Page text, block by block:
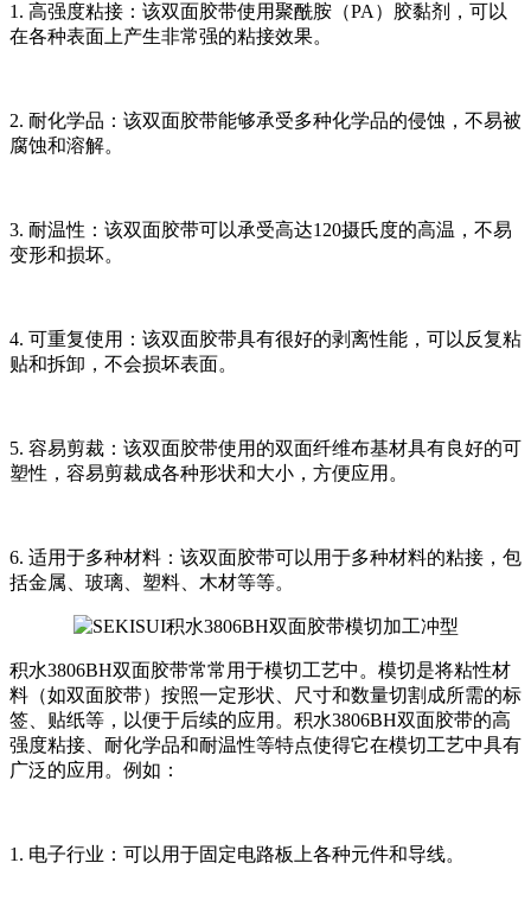
1. 高强度粘接：该双面胶带使用聚酰胺（PA）胶黏剂，可以
在各种表面上产生非常强的粘接效果。
2. 耐化学品：该双面胶带能够承受多种化学品的侵蚀，不易被
腐蚀和溶解。
3. 耐温性：该双面胶带可以承受高达120摄氏度的高温，不易
变形和损坏。
4. 可重复使用：该双面胶带具有很好的剥离性能，可以反复粘
贴和拆卸，不会损坏表面。
5. 容易剪裁：该双面胶带使用的双面纤维布基材具有良好的可
塑性，容易剪裁成各种形状和大小，方便应用。
6. 适用于多种材料：该双面胶带可以用于多种材料的粘接，包
括金属、玻璃、塑料、木材等等。
积水3806BH双面胶带常常用于模切工艺中。模切是将粘性材
料（如双面胶带）按照一定形状、尺寸和数量切割成所需的标
签、贴纸等，以便于后续的应用。积水3806BH双面胶带的高
强度粘接、耐化学品和耐温性等特点使得它在模切工艺中具有
广泛的应用。例如：
1. 电子行业：可以用于固定电路板上各种元件和导线。